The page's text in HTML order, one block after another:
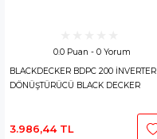
0.0 Puan - 0 Yorum
BLACKDECKER BDPC 200 İNVERTER
DÖNÜŞTÜRÜCÜ BLACK DECKER
3.986,44 TL